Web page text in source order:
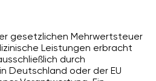
gesetzlichen Mehrwertsteuer
Leistungen erbracht
durch
Deutschland oder der EU